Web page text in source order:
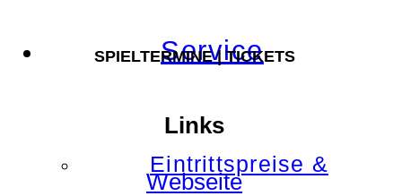
Service
Eintrittspreise &
SPIELTERMINE | TICKETS
Links
Webseite